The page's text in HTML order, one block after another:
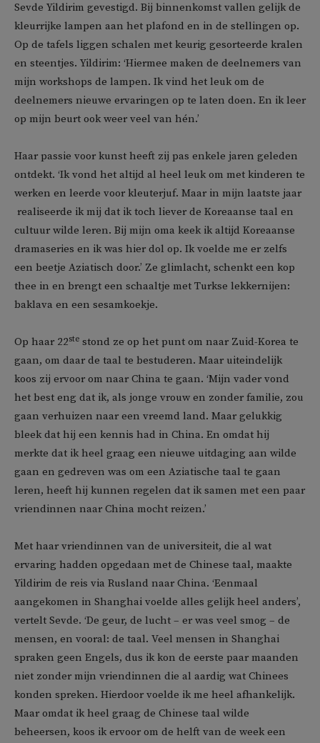
Sevde Yildirim gevestigd. Bij binnenkomst vallen gelijk de
kleurrijke lampen aan het plafond en in de stellingen op.
Op de tafels liggen schalen met keurig gesorteerde kralen
en steentjes. Yildirim: ‘Hiermee maken de deelnemers van
mijn workshops de lampen. Ik vind het leuk om de
deelnemers nieuwe ervaringen op te laten doen. En ik leer
op mijn beurt ook weer veel van hén.’
Haar passie voor kunst heeft zij pas enkele jaren geleden
ontdekt. ‘Ik vond het altijd al heel leuk om met kinderen te
werken en leerde voor kleuterjuf. Maar in mijn laatste jaar
realiseerde ik mij dat ik toch liever de Koreaanse taal en
cultuur wilde leren. Bij mijn oma keek ik altijd Koreaanse
dramaseries en ik was hier dol op. Ik voelde me er zelfs
een beetje Aziatisch door.’ Ze glimlacht, schenkt een kop
thee in en brengt een schaaltje met Turkse lekkernijen:
baklava en een sesamkoekje.
Op haar 22ste stond ze op het punt om naar Zuid-Korea te
gaan, om daar de taal te bestuderen. Maar uiteindelijk
koos zij ervoor om naar China te gaan. ‘Mijn vader vond
het best eng dat ik, als jonge vrouw en zonder familie, zou
gaan verhuizen naar een vreemd land. Maar gelukkig
bleek dat hij een kennis had in China. En omdat hij
merkte dat ik heel graag een nieuwe uitdaging aan wilde
gaan en gedreven was om een Aziatische taal te gaan
leren, heeft hij kunnen regelen dat ik samen met een paar
vriendinnen naar China mocht reizen.’
Met haar vriendinnen van de universiteit, die al wat
ervaring hadden opgedaan met de Chinese taal, maakte
Yildirim de reis via Rusland naar China. ‘Eenmaal
aangekomen in Shanghai voelde alles gelijk heel anders’,
vertelt Sevde. ‘De geur, de lucht – er was veel smog – de
mensen, en vooral: de taal. Veel mensen in Shanghai
spraken geen Engels, dus ik kon de eerste paar maanden
niet zonder mijn vriendinnen die al aardig wat Chinees
konden spreken. Hierdoor voelde ik me heel afhankelijk.
Maar omdat ik heel graag de Chinese taal wilde
beheersen, koos ik ervoor om de helft van de week een